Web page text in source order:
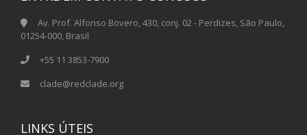
Av. Prof. Alfonso Bovero, 430, conj. 02 - Perdizes, São Paulo,
01254-000, Brasil
+55 11 3853-7900
clade@redclade.org
LINKS ÚTEIS